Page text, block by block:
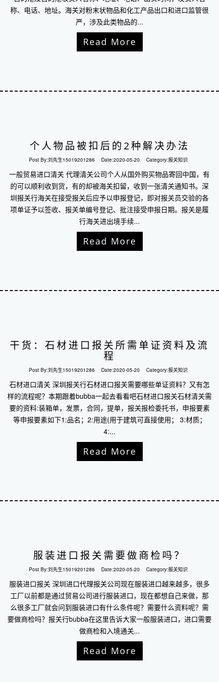
称、电话、地址。海关对粉末状物品和化工产品出口和进口监管很
严，涉及此类物品的...
Read More
个人物品被扣后的2种解决办法
Post By:刘先生15019201286 Date:2020-05-20 Category:报关知识
一般贸易进口清关 代理清关公司个人从国外购买物品寄回中国，有
的可以顺利收到货，有的却被海关扣留，收到一张清关通知书。深
圳报关行海关在接受报关后应予以申报登记，即对报关员交验的各
项单证予以签收、报关单编号登记、批注接受申报日期。报关是履
行海关进出境手续...
Read More
干货：石材进口报关所需单证资料及流
程
Post By:刘先生15019201286 Date:2020-05-20 Category:报关知识
石材进口清关 深圳报关行石材进口报关需要哪些单证资料？又有怎
样的流程呢？本期跟着bubba一起去看看吧石材进口报关石材清关需
要的资料:装箱单，发票，合同，提单，报关报检委托书，申报要素
等申报要素如下1:品名；2:用途(用于建筑可直接使用； 3:材质；
4:...
Read More
服装进口报关需要做商检吗？
Post By:刘先生15019201286 Date:2020-05-20 Category:报关知识
服装进口报关 深圳进口代理报关公司现在服装进口越来越多，很多
工厂以前都是通过贸易公司进行服装进口，现在都想自己来做，那
么很多工厂就会问到服装进口有什么条件呢？需要什么资料呢？需
要做商检吗？报关行bubba在这里告诉大家一般服装进口，进口需要
做商检和入境通关...
Read More